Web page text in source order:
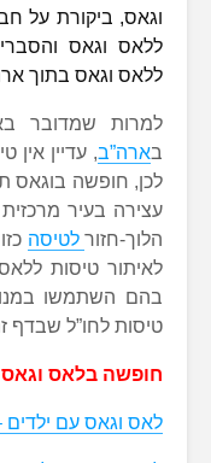
וגאס, ביקורת על
ללאס וגאס
ללאס וגאס בתוך
למרות שמדובר
בארה”ב, עדיין
לכן, חופשה בוגאס
עצירה בעיר
הלוך-חזור לטיסה
לאיתור טיסות
בהם השתמשו
טיסות לחו”ל שבדף
חופשה בלאס וגאס
לאס וגאס עם